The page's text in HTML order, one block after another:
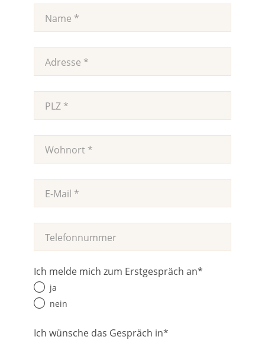
Ich melde mich zum Erstgespräch an*
ja
nein
Ich wünsche das Gespräch in*